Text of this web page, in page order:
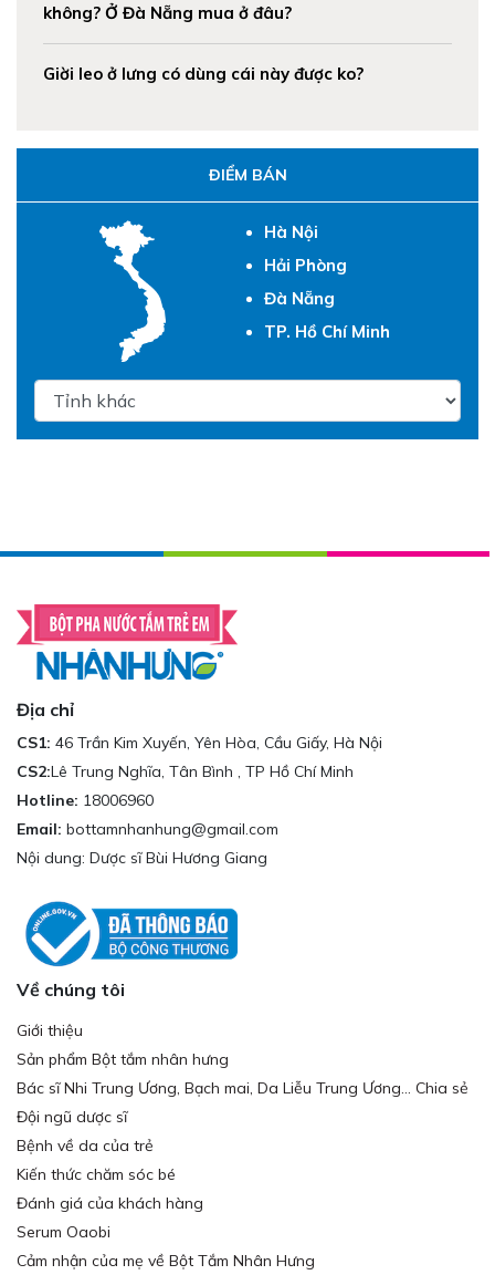
không? Ở Đà Nẵng mua ở đâu?
Giời leo ở lưng có dùng cái này được ko?
ĐIỂM BÁN
Hà Nội
Hải Phòng
Đà Nẵng
TP. Hồ Chí Minh
Địa chỉ
CS1: 46 Trần Kim Xuyến, Yên Hòa, Cầu Giấy, Hà Nội
CS2:Lê Trung Nghĩa, Tân Bình , TP Hồ Chí Minh
Hotline: 18006960
Email: bottamnhanhung@gmail.com
Nội dung: Dược sĩ Bùi Hương Giang
Về chúng tôi
Giới thiệu
Sản phẩm Bột tắm nhân hưng
Bác sĩ Nhi Trung Ương, Bạch mai, Da Liễu Trung Ương... Chia sẻ
Đội ngũ dược sĩ
Bệnh về da của trẻ
Kiến thức chăm sóc bé
Đánh giá của khách hàng
Serum Oaobi
Cảm nhận của mẹ về Bột Tắm Nhân Hưng